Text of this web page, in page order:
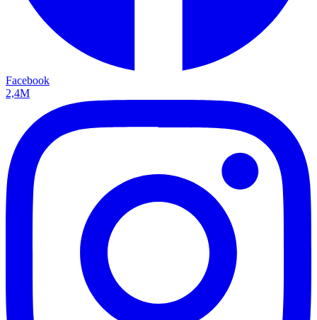
Facebook
2,4M